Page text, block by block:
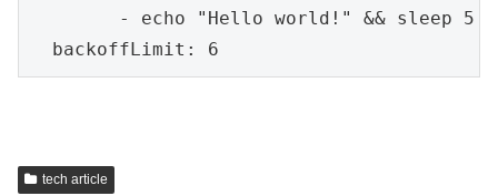
- echo "Hello world!" && sleep 5
  backoffLimit: 6
tech article